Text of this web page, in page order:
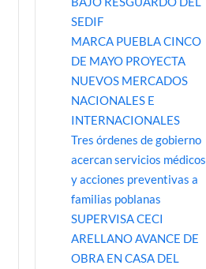
SEDIF
MARCA PUEBLA CINCO
DE MAYO PROYECTA
NUEVOS MERCADOS
NACIONALES E
INTERNACIONALES
Tres órdenes de gobierno
acercan servicios médicos
y acciones preventivas a
familias poblanas
SUPERVISA CECI
ARELLANO AVANCE DE
OBRA EN CASA DEL